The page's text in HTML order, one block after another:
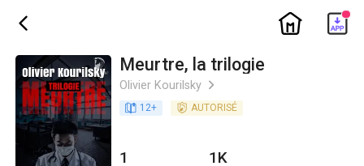
ic_back ic_home
Meurtre, la trilogie
Olivier Kourilsky ic_arrow_right
book_age 12+ detail_authorized AUTORISÉ
1 1K